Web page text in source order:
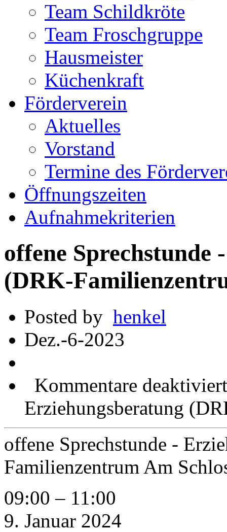
Team Schildkröte
Team Froschgruppe
Hausmeister
Küchenkraft
Förderverein
Aktuelles
Vorstand
Termine des
Öffnungszeiten
Aufnahmekriterien
offene Sprechstunde
(DRK-
Posted by henkel
Dez.-6-2023
Kommentare deaktiviert
Erziehungsberatung
offene Sprechstunde -
Familienzentrum Am
09:00 – 11:00
9. Januar 2024